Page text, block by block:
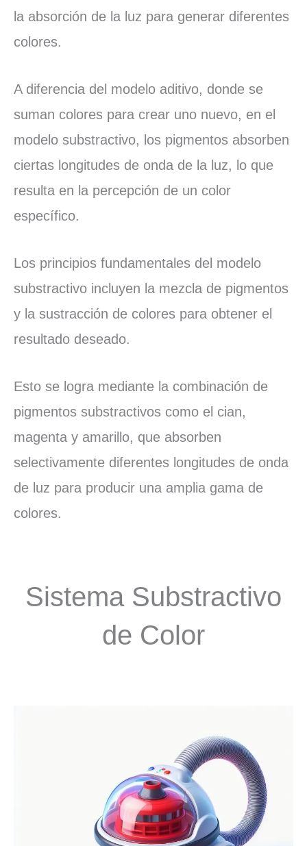
la absorción de la luz para generar diferentes
colores.
A diferencia del modelo aditivo, donde se
suman colores para crear uno nuevo, en el
modelo substractivo, los pigmentos absorben
ciertas longitudes de onda de la luz, lo que
resulta en la percepción de un color
específico.
Los principios fundamentales del modelo
substractivo incluyen la mezcla de pigmentos
y la sustracción de colores para obtener el
resultado deseado.
Esto se logra mediante la combinación de
pigmentos substractivos como el cian,
magenta y amarillo, que absorben
selectivamente diferentes longitudes de onda
de luz para producir una amplia gama de
colores.
Sistema Substractivo
de Color